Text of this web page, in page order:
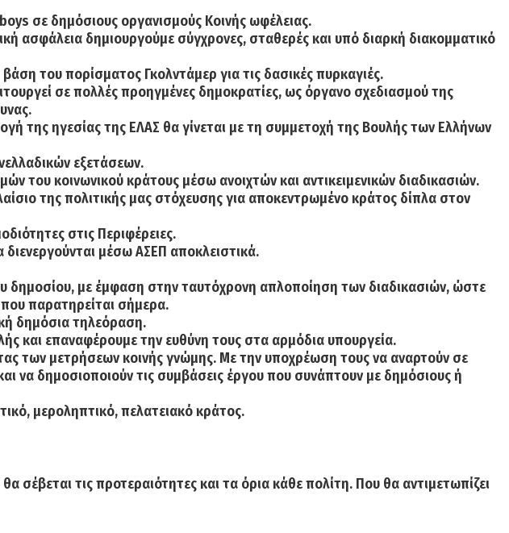
σε δημόσιους οργανισμούς Κοινής ωφέλειας.
ασφάλεια δημιουργούμε σύγχρονες, σταθερές και υπό διαρκή διακομματικό
του πορίσματος Γκολντάμερ για τις δασικές πυρκαγιές.
σε πολλές προηγμένες δημοκρατίες, ως όργανο σχεδιασμού της
της ηγεσίας της ΕΛΑΣ θα γίνεται με τη συμμετοχή της Βουλής των Ελλήνων
εξετάσεων.
του κοινωνικού κράτους μέσω ανοιχτών και αντικειμενικών διαδικασιών.
της πολιτικής μας στόχευσης για αποκεντρωμένο κράτος δίπλα στον
στις Περιφέρειες.
μέσω ΑΣΕΠ αποκλειστικά.
δημοσίου, με έμφαση στην ταυτόχρονη απλοποίηση των διαδικασιών, ώστε
παρατηρείται σήμερα.
δημόσια τηλεόραση.
και επαναφέρουμε την ευθύνη τους στα αρμόδια υπουργεία.
των μετρήσεων κοινής γνώμης. Με την υποχρέωση τους να αναρτούν σε
να δημοσιοποιούν τις συμβάσεις έργου που συνάπτουν με δημόσιους ή
μεροληπτικό, πελατειακό κράτος.
τις προτεραιότητες και τα όρια κάθε πολίτη. Που θα αντιμετωπίζει